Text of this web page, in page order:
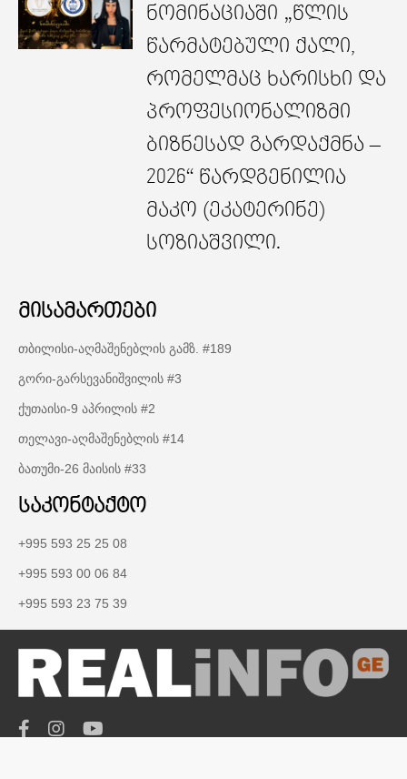
ნომინაციაში „წლის
წარმატებული ქალი,
რომელმაც ხარისხი და
პროფესიონალიზმი
ბიზნესად გარდაქმნა –
2026“ წარდგენილია
მაკო (ეკატერინე)
სოზიაშვილი.
მისამართები
თბილისი-აღმაშენებლის გამზ. #189
გორი-გარსევანიშვილის #3
ქუთაისი-9 აპრილის #2
თელავი-აღმაშენებლის #14
ბათუმი-26 მაისის #33
საკონტაქტო
+995 593 25 25 08
+995 593 00 06 84
+995 593 23 75 39